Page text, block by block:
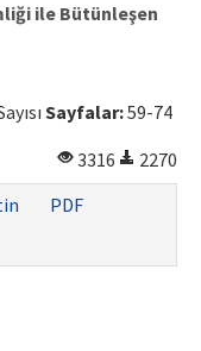
ile Bütünleşen
Sayfalar:59-74
3316
2270
PDF